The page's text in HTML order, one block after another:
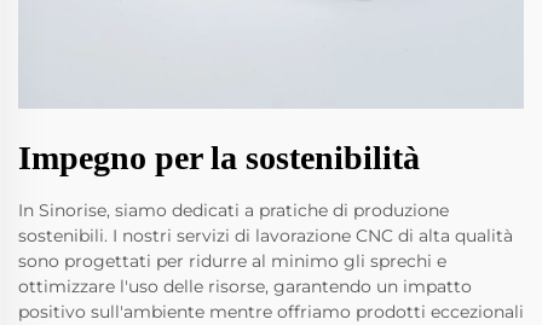
Impegno per la sostenibilità
In Sinorise, siamo dedicati a pratiche di produzione
sostenibili. I nostri servizi di lavorazione CNC di alta qualità
sono progettati per ridurre al minimo gli sprechi e
ottimizzare l'uso delle risorse, garantendo un impatto
positivo sull'ambiente mentre offriamo prodotti eccezionali